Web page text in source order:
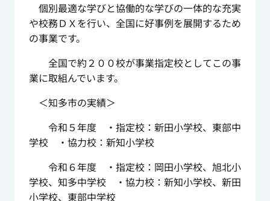
個別最適な学びと協働的な学びの一体的な充実
や校務ＤＸを行い、全国に好事例を展開するため
の事業です。
全国で約２００校が事業指定校としてこの事
業に取組んでいます。
＜知多市の実績＞
令和５年度 ・指定校：新田小学校、東部中
学校 ・協力校：新知小学校
令和６年度 ・指定校：岡田小学校、旭北小
学校、知多中学校 ・協力校：新知小学校、新田
小学校、東部中学校